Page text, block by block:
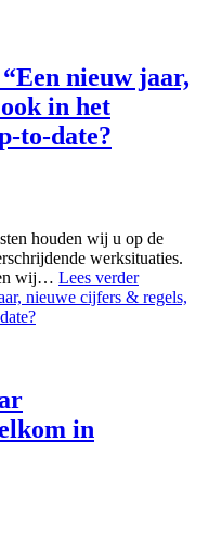
nieuw jaar,
in het
to-date?
houden wij u op de
werksituaties.
wij… Lees verder
nieuwe cijfers & regels,
in